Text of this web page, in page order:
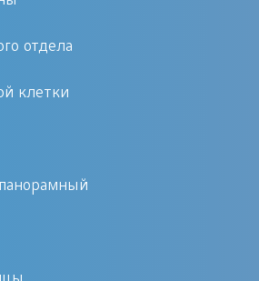
отображения
на
снимке с
оборудования.
как имеет низкий
отдела
клетки